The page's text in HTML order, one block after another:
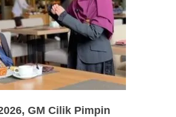
GM Cilik Pimpin